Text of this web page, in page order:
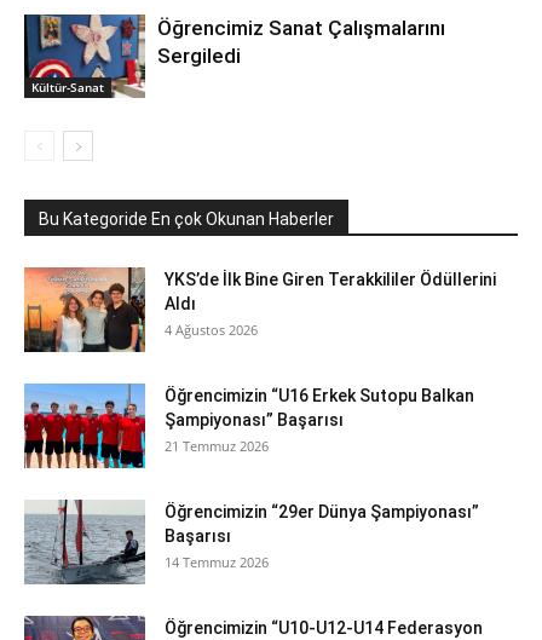
Kültür-Sanat
Öğrencimiz Sanat Çalışmalarını
Sergiledi
Bu Kategoride En çok Okunan Haberler
YKS’de İlk Bine Giren Terakkililer Ödüllerini
Aldı
4 Ağustos 2026
Öğrencimizin “U16 Erkek Sutopu Balkan
Şampiyonası” Başarısı
21 Temmuz 2026
Öğrencimizin “29er Dünya Şampiyonası”
Başarısı
14 Temmuz 2026
Öğrencimizin “U10-U12-U14 Federasyon